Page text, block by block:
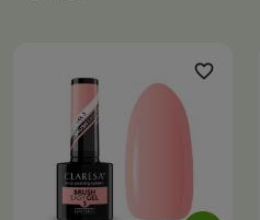
favorite_border